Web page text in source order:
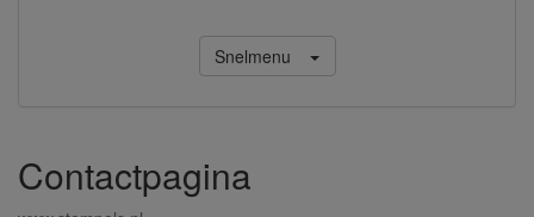
Snelmenu
Contactpagina